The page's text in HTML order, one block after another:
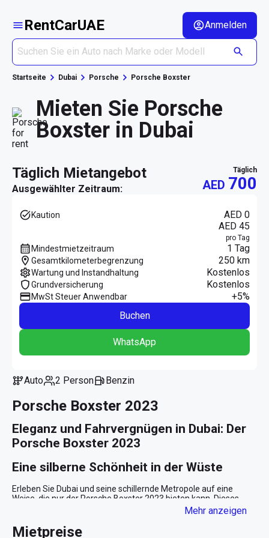
RentCarUAE Anmelden
Startseite Dubai Porsche Porsche Boxster
Mieten Sie Porsche
Boxster in Dubai
täglich Mietangebot
Ausgewählter Zeitraum:
täglich
AED 700
Kaution
AED 0
AED 45
pro Tag
Mindestmietzeitraum 1 Tag
Gesamtkilometerbegrenzung 250 km
Wartung und Instandhaltung Kostenlos
Grundversicherung Kostenlos
MwSt Steuer Anwendbar
+5%
Buchen
WhatsApp
Auto 2 Person Benzin
Porsche Boxster 2023
Eleganz und Fahrvergnügen in Dubai: Der
Porsche Boxster 2023
Eine silberne Schönheit in der Wüste
Erleben Sie Dubai und seine schillernde Metropole auf eine
Weise, die nur der Porsche Boxster 2023 bieten kann. Dieses
Meisterwerk deutscher Ingenieurskunst, in einem
atemberaubenden Silber gehüllt, verwandelt jede Fahrt in ein
unvergessliches Erlebnis. Der Roadster ist mehr als nur ein Auto;
Mehr anzeigen
Mietpreise